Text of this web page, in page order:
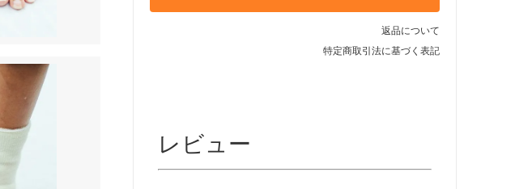
返品について
特定商取引法に基づく表記
レビュー